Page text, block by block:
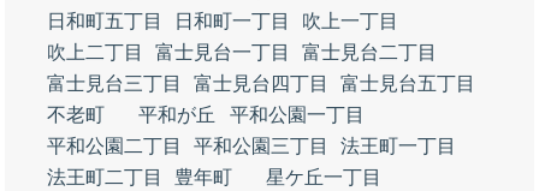
日和町五丁目
日和町一丁目
吹上一丁目
吹上二丁目
富士見台一丁目
富士見台二丁目
富士見台三丁目
富士見台四丁目
富士見台五丁目
不老町
平和が丘
平和公園一丁目
平和公園二丁目
平和公園三丁目
法王町一丁目
法王町二丁目
豊年町
星ケ丘一丁目